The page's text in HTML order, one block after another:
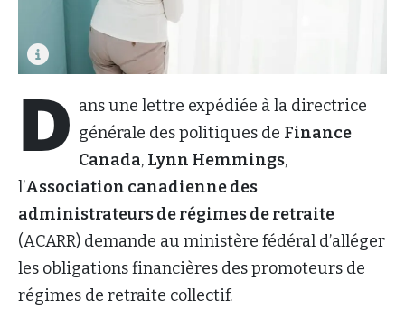
D ans une lettre expédiée à la directrice
générale des politiques de Finance
Canada, Lynn Hemmings,
l’Association canadienne des
administrateurs de régimes de retraite
(ACARR) demande au ministère fédéral d’alléger
les obligations financières des promoteurs de
régimes de retraite collectif.